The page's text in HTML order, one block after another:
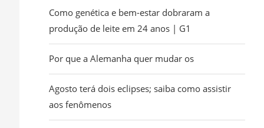
Como genética e bem-estar dobraram a
produção de leite em 24 anos | G1
Por que a Alemanha quer mudar os
Agosto terá dois eclipses; saiba como assistir
aos fenômenos